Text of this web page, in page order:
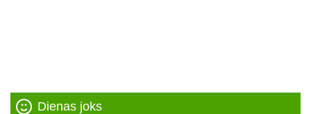
Dienas joks